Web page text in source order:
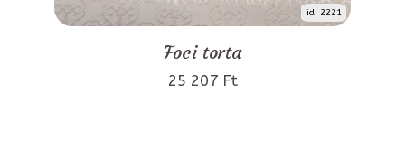
id: 2221
Foci torta
25 207 Ft